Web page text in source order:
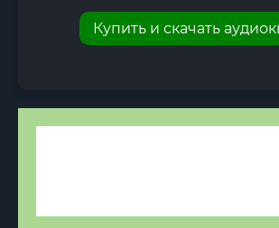
Купить и скачать